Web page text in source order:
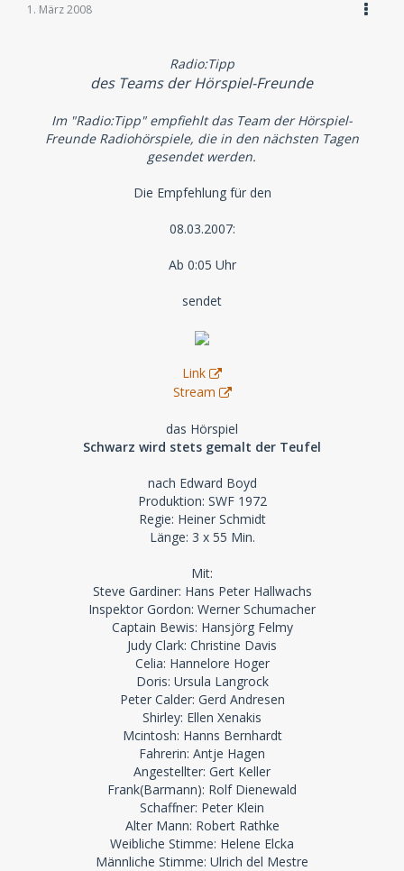
1. März 2008
Radio:Tipp
des Teams der Hörspiel-Freunde
Im "Radio:Tipp" empfiehlt das Team der Hörspiel-
Freunde Radiohörspiele, die in den nächsten Tagen
gesendet werden.
Die Empfehlung für den
08.03.2007:
Ab 0:05 Uhr
sendet
Link
Stream
das Hörspiel
Schwarz wird stets gemalt der Teufel
nach Edward Boyd
Produktion: SWF 1972
Regie: Heiner Schmidt
Länge: 3 x 55 Min.
Mit:
Steve Gardiner: Hans Peter Hallwachs
Inspektor Gordon: Werner Schumacher
Captain Bewis: Hansjörg Felmy
Judy Clark: Christine Davis
Celia: Hannelore Hoger
Doris: Ursula Langrock
Peter Calder: Gerd Andresen
Shirley: Ellen Xenakis
Mcintosh: Hanns Bernhardt
Fahrerin: Antje Hagen
Angestellter: Gert Keller
Frank(Barmann): Rolf Dienewald
Schaffner: Peter Klein
Alter Mann: Robert Rathke
Weibliche Stimme: Helene Elcka
Männliche Stimme: Ulrich del Mestre